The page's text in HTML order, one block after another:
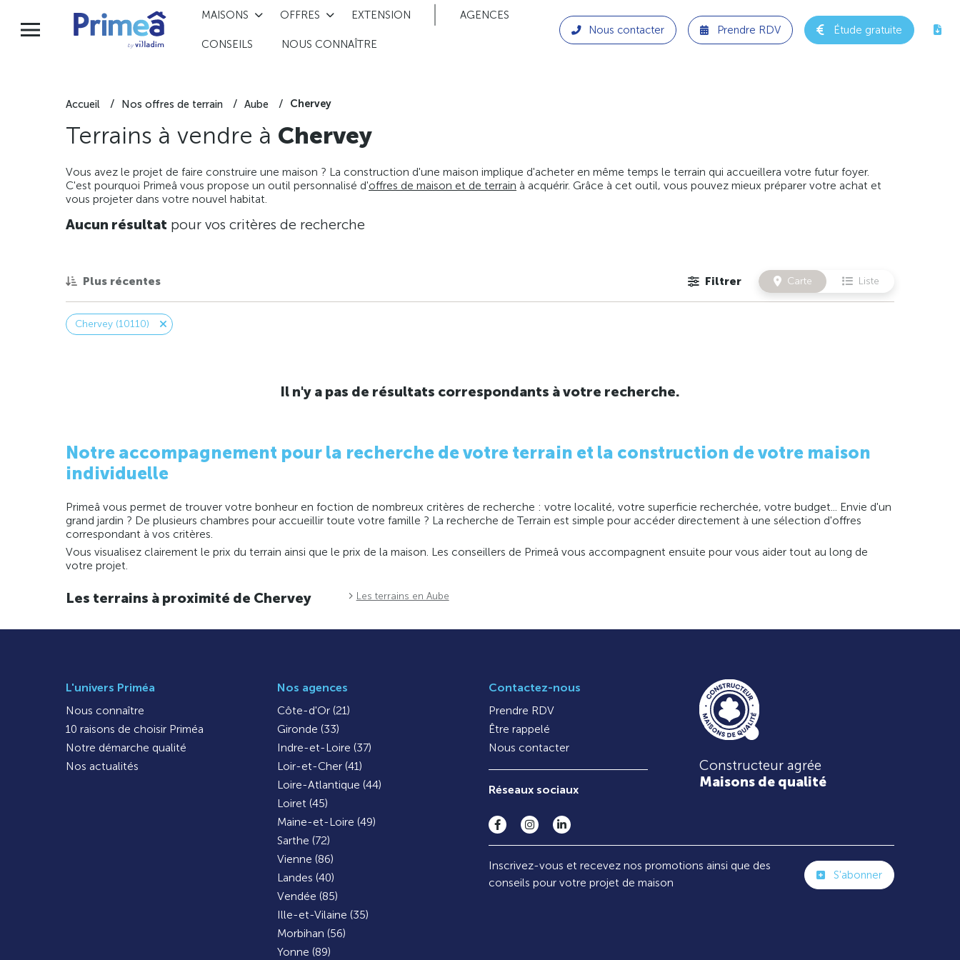
MAISONS OFFRES EXTENSION AGENCES
CONSEILS NOUS CONNAÎTRE
Nous contacter Prendre RDV Étude gratuite
Accueil Nos offres de terrain Aube Chervey
Terrains à vendre à Chervey
Vous avez le projet de faire construire une maison ? La construction d'une maison implique d'acheter en même temps le terrain qui accueillera votre futur foyer.
C'est pourquoi Primeâ vous propose un outil personnalisé d'offres de maison et de terrain à acquérir. Grâce à cet outil, vous pouvez mieux préparer votre achat et
vous projeter dans votre nouvel habitat.
Aucun résultat pour vos critères de recherche
Plus récentes Filtrer Carte Liste
Chervey (10110)
Il n'y a pas de résultats correspondants à votre recherche.
Notre accompagnement pour la recherche de votre terrain et la construction de votre maison
individuelle
Primeâ vous permet de trouver votre bonheur en foction de nombreux critères de recherche : votre localité, votre superficie recherchée, votre budget... Envie d'un
grand jardin ? De plusieurs chambres pour accueillir toute votre famille ? La recherche de Terrain est simple pour accéder directement à une sélection d'offres
correspondant à vos critères.
Vous visualisez clairement le prix du terrain ainsi que le prix de la maison. Les conseillers de Primeâ vous accompagnent ensuite pour vous aider tout au long de
votre projet.
Les terrains à proximité de Chervey Les terrains en Aube
L'univers Priméa
Nous connaître
10 raisons de choisir Priméa
Notre démarche qualité
Nos actualités
Nos agences
Côte-d'Or (21)
Gironde (33)
Indre-et-Loire (37)
Loir-et-Cher (41)
Loire-Atlantique (44)
Loiret (45)
Maine-et-Loire (49)
Sarthe (72)
Vienne (86)
Landes (40)
Vendée (85)
Ille-et-Vilaine (35)
Morbihan (56)
Yonne (89)
Contactez-nous
Prendre RDV
Être rappelé
Nous contacter
Réseaux sociaux
Constructeur agrée
Maisons de qualité
Inscrivez-vous et recevez nos promotions ainsi que des
conseils pour votre projet de maison
S'abonner